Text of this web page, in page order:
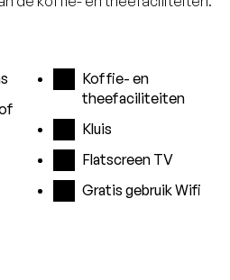
Koffie- en
theefaciliteiten
Kluis
Flatscreen TV
Gratis gebruik Wifi